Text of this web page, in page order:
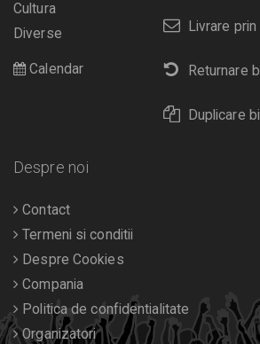
Livrare
Returnare
Duplicare
Cultura
Diverse
Calendar
Despre noi
Contact
Termeni si conditii
Despre Cookies
Compania
Politica de confidentialitate
Organizatori